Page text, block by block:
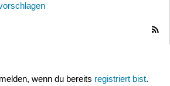
wenn du bereits registriert bist.